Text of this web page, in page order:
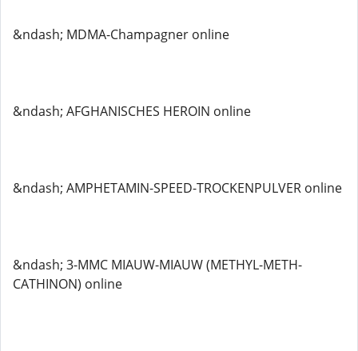
&ndash; MDMA-Champagner online
&ndash; AFGHANISCHES HEROIN online
&ndash; AMPHETAMIN-SPEED-TROCKENPULVER online
&ndash; 3-MMC MIAUW-MIAUW (METHYL-METH-
CATHINON) online